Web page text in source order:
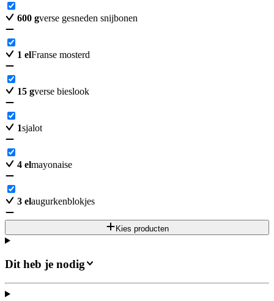
600 gverse gesneden snijbonen
1 elFranse mosterd
15 gverse bieslook
1sjalot
4 elmayonaise
3 elaugurkenblokjes
Kies producten
Dit heb je nodig